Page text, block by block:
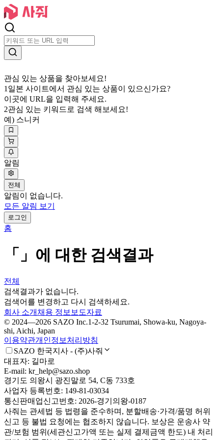
관심 있는 상품을 찾아보세요!
1 일본 사이트에서 관심 있는 상품이 있으신가요?
이곳에 URL을 입력해 주세요.
2관심 있는 키워드로 검색 해보세요!
예) 스니커
알림
전체
알림이 없습니다.
모든 알림 보기
로그인
홈
「 」에 대한 검색결과
전체
검색결과가 없습니다.
검색어를 변경하고 다시 검색하세요.
회사 소개 채용 정보 보도자료
© 2024—2026 SAZO Inc.1-2-32 Tsurumai, Showa-ku, Nagoya-
shi, Aichi, Japan
이용약관개인정보처리방침
SAZO 한국지사 - (주)사줘
대표자: 길마로
E-mail: kr_help@sazo.shop
경기도 의왕시 광진말로 54, C동 733호
사업자 등록번호: 149-81-03034
통신판매업신고번호: 2026-경기의왕-0187
사줘는 관세법 등 법령을 준수하며, 분할배송·가격/품명 허위
신고 등 불법 요청에는 협조하지 않습니다. 보상은 운송사 약
관/보험 범위(세관신고가액 또는 실제 결제금액 한도) 내 처리